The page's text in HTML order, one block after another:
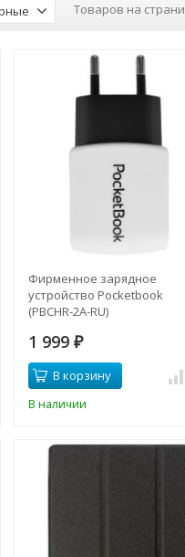
Товаров на
Фирменное зарядное
устройство Pocketbook
(PBCHR-2A-RU)
1 999 ₽
В корзину
В наличии